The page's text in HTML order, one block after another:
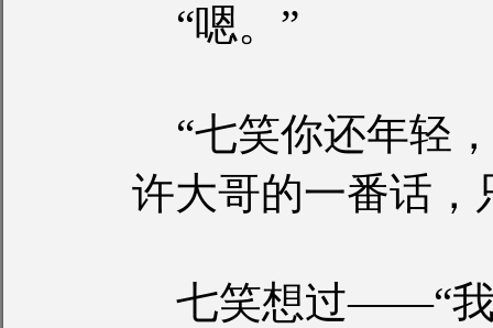
“嗯。”
“七笑你还年轻
许大哥的一番话，
七笑想过——“我